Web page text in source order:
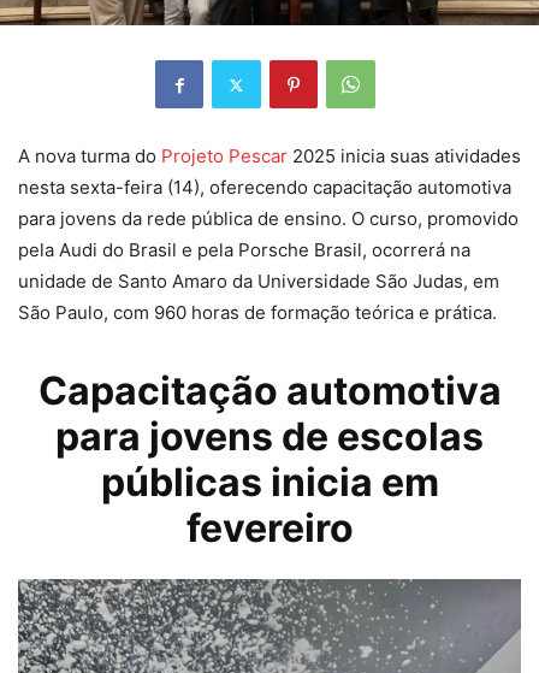
A nova turma do Projeto Pescar 2025 inicia suas atividades
nesta sexta-feira (14), oferecendo capacitação automotiva
para jovens da rede pública de ensino. O curso, promovido
pela Audi do Brasil e pela Porsche Brasil, ocorrerá na
unidade de Santo Amaro da Universidade São Judas, em
São Paulo, com 960 horas de formação teórica e prática.
Capacitação automotiva
para jovens de escolas
públicas inicia em
fevereiro